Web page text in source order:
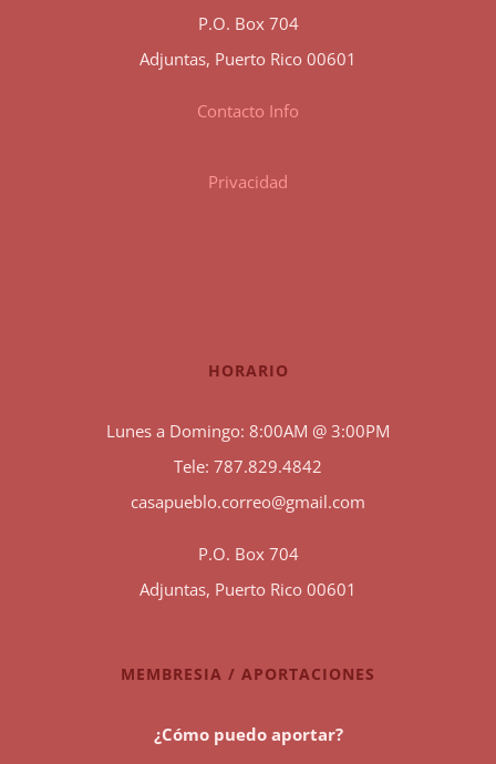
P.O. Box 704
Adjuntas, Puerto Rico 00601
Contacto Info
Privacidad
HORARIO
Lunes a Domingo: 8:00AM @ 3:00PM
Tele: 787.829.4842
casapueblo.correo@gmail.com
P.O. Box 704
Adjuntas, Puerto Rico 00601
MEMBRESIA / APORTACIONES
¿Cómo puedo aportar?